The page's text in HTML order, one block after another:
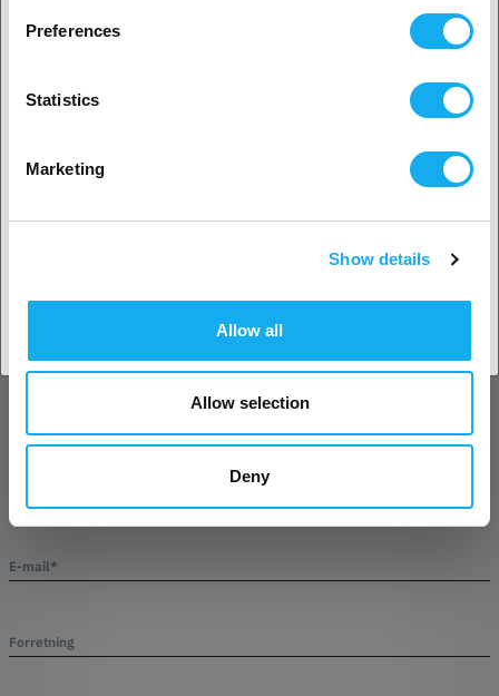
Preferences
Statistics
Marketing
Show details
Allow all
Allow selection
Deny
E-mail*
Forretning